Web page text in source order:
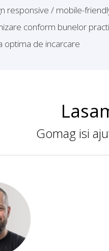
responsive / mobile-
conform bunelor
optima de incarcare
Gomag isi